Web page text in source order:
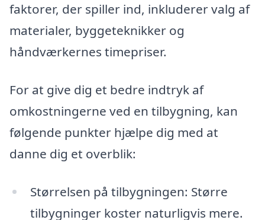
faktorer, der spiller ind, inkluderer valg af
materialer, byggeteknikker og
håndværkernes timepriser.
For at give dig et bedre indtryk af
omkostningerne ved en tilbygning, kan
følgende punkter hjælpe dig med at
danne dig et overblik:
Størrelsen på tilbygningen: Større
tilbygninger koster naturligvis mere.